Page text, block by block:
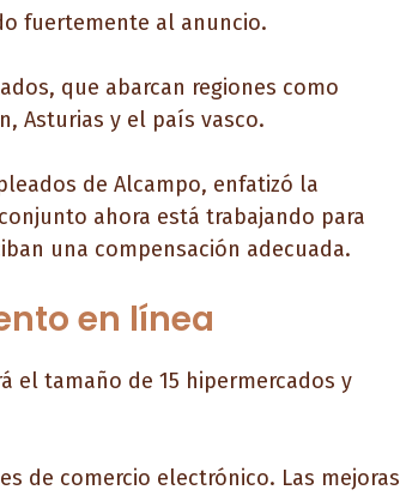
fuertemente al anuncio.
que abarcan regiones como
Asturias y el país vasco.
de Alcampo, enfatizó la
ahora está trabajando para
una compensación adecuada.
en línea
el tamaño de 15 hipermercados y
de comercio electrónico. Las mejoras